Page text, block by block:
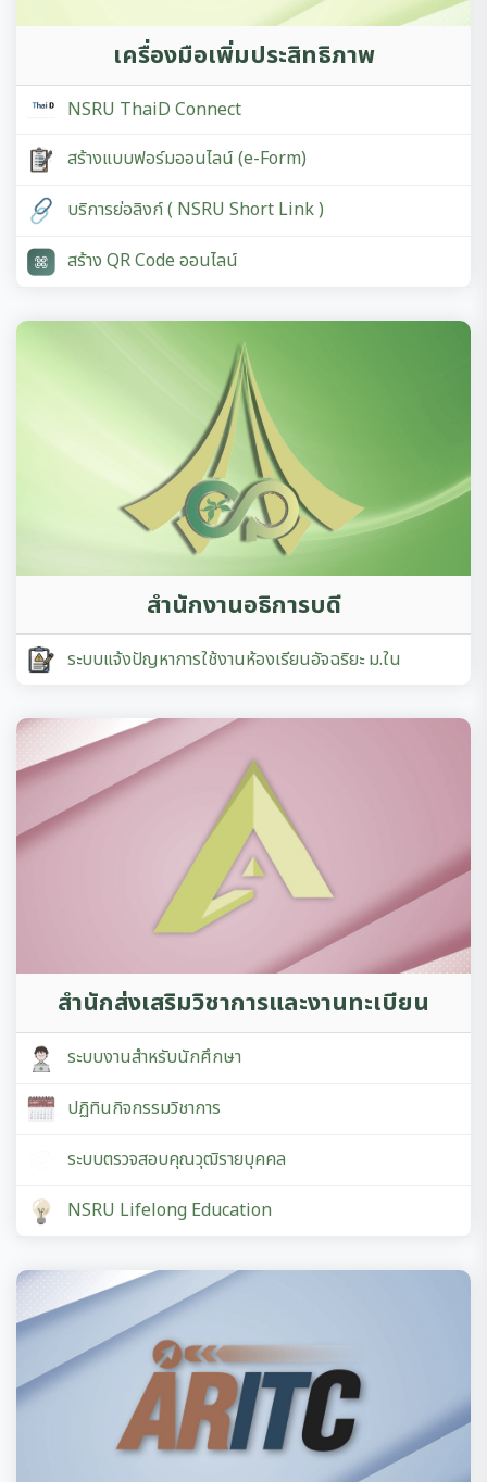
เครื่องมือเพิ่มประสิทธิภาพ
NSRU ThaiD Connect
สร้างแบบฟอร์มออนไลน์ (e-Form)
บริการย่อลิงก์ ( NSRU Short Link )
สร้าง QR Code ออนไลน์
สำนักงานอธิการบดี
ระบบแจ้งปัญหาการใช้งานห้องเรียนอัจฉริยะ ม.ใน
สำนักส่งเสริมวิชาการและงานทะเบียน
ระบบงานสำหรับนักศึกษา
ปฏิทินกิจกรรมวิชาการ
ระบบตรวจสอบคุณวุฒิรายบุคคล
NSRU Lifelong Education